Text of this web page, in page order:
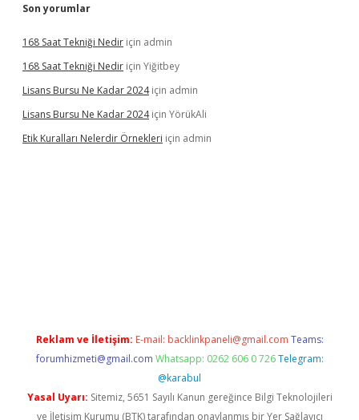
Son yorumlar
168 Saat Tekniği Nedir için admin
168 Saat Tekniği Nedir için Yiğitbey
Lisans Bursu Ne Kadar 2024için admin
Lisans Bursu Ne Kadar 2024için YörükAli
Etik Kuralları Nelerdir Örnekleri için admin
Reklam ve İletişim: E-mail: backlinkpaneli@gmail.com Teams:
forumhizmeti@gmail.com Whatsapp: 0262 606 0 726 Telegram:
@karabul
Yasal Uyarı: Sitemiz, 5651 Sayılı Kanun gereğince Bilgi Teknolojileri
ve İletişim Kurumu (BTK) tarafından onaylanmış bir Yer Sağlayıcı